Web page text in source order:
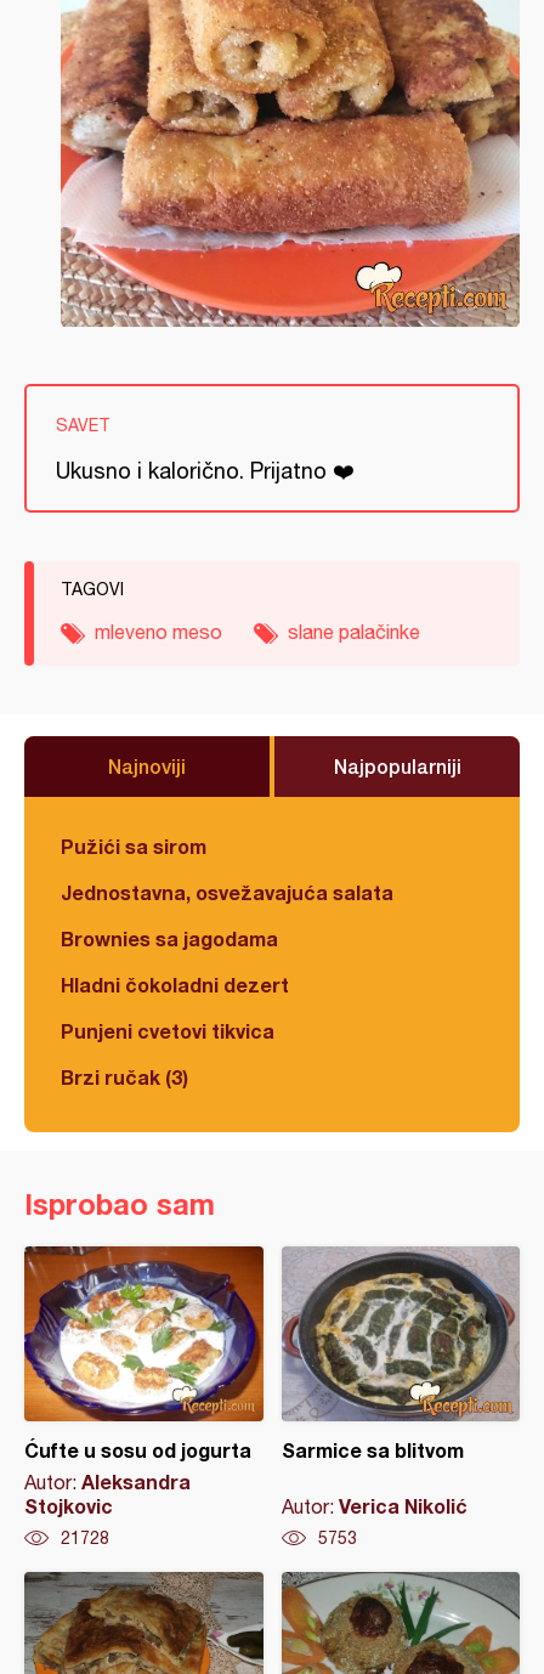
SAVET
Ukusno i kalorično. Prijatno ❤️
TAGOVI
mleveno meso slane palačinke
Najnoviji Najpopularniji
Pužići sa sirom
Jednostavna, osvežavajuća salata
Brownies sa jagodama
Hladni čokoladni dezert
Punjeni cvetovi tikvica
Brzi ručak (3)
Isprobao sam
Ćufte u sosu od jogurta
Autor: Aleksandra
Stojkovic
21728
Sarmice sa blitvom
Autor: Verica Nikolić
5753